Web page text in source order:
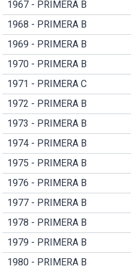
1967 - PRIMERA B
1968 - PRIMERA B
1969 - PRIMERA B
1970 - PRIMERA B
1971 - PRIMERA C
1972 - PRIMERA B
1973 - PRIMERA B
1974 - PRIMERA B
1975 - PRIMERA B
1976 - PRIMERA B
1977 - PRIMERA B
1978 - PRIMERA B
1979 - PRIMERA B
1980 - PRIMERA B